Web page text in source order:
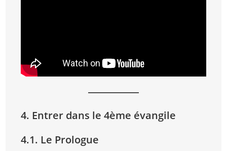
4. Entrer dans le 4ème évangile
4.1. Le Prologue